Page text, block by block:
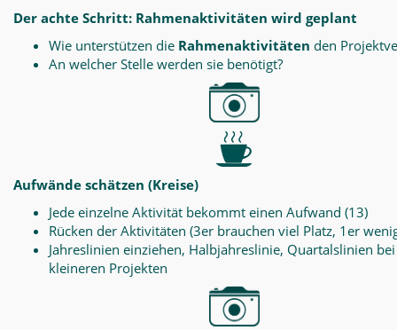
Der achte Schritt: Rahmenaktivitäten wird geplant
Wie unterstützen die Rahmenaktivitäten den
An welcher Stelle werden sie benötigt?
Aufwände schätzen (Kreise)
Jede einzelne Aktivität bekommt einen Aufwand (13)
Rücken der Aktivitäten (3er brauchen viel Platz, 1er
Jahreslinien einziehen, Halbjahreslinie, Quartalslinien bei
kleineren Projekten